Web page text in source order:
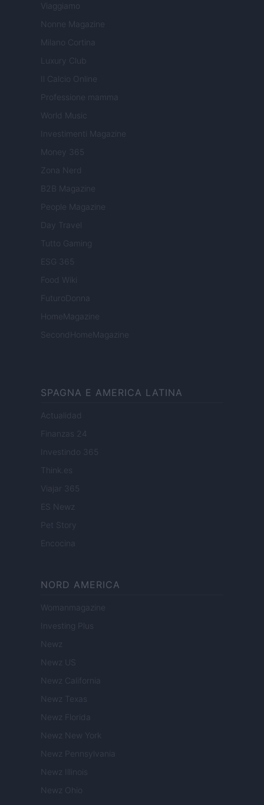
Viaggiamo
Nonne Magazine
Milano Cortina
Luxury Club
Il Calcio Online
Professione mamma
World Music
Investimenti Magazine
Money 365
Zona Nerd
B2B Magazine
People Magazine
Day Travel
Tutto Gaming
ESG 365
Food Wiki
FuturoDonna
HomeMagazine
SecondHomeMagazine
SPAGNA E AMERICA LATINA
Actualidad
Finanzas 24
Investindo 365
Think.es
Viajar 365
ES Newz
Pet Story
Encocina
NORD AMERICA
Womanmagazine
Investing Plus
Newz
Newz US
Newz California
Newz Texas
Newz Florida
Newz New York
Newz Pennsylvania
Newz Illinois
Newz Ohio